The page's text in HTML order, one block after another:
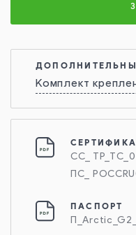
Комплект
СС_
ПС_
ПАСПОРТ